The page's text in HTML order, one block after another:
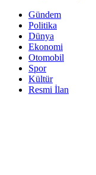
Gündem
Politika
Dünya
Ekonomi
Otomobil
Spor
Kültür
Resmi İlan